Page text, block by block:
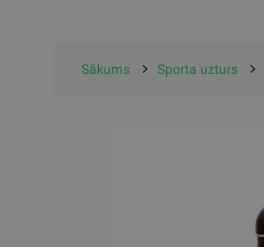
Sākums Sporta uzturs